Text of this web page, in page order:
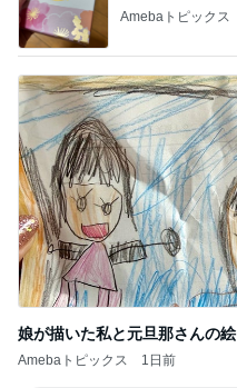
Amebaトピックス
娘が描いた私と元旦那さんの絵
Amebaトピックス 1日前